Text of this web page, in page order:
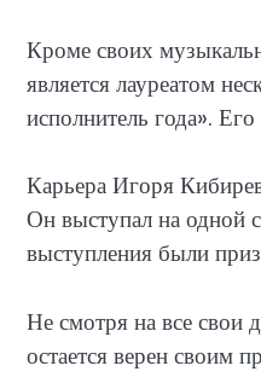
Кроме своих
является лауреатом
исполнитель года».
Карьера Игоря
Он выступал на одной
выступления были
Не смотря на все
остается верен своим